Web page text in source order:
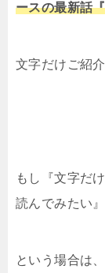
ースの最新話
文字だけご紹
もし『文字だ
読んでみたい』
という場合は、